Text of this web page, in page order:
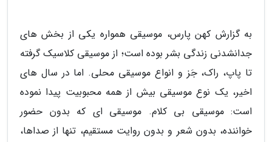
به گزارش کهن پارس، موسیقی همواره یکی از بخش های
جدانشدنی زندگی بشر بوده است؛ از موسیقی کلاسیک گرفته
تا پاپ، راک، جَز و انواع موسیقی محلی. اما در سال های
اخیر، یک نوع موسیقی بیش از همه محبوبیت پیدا نموده
است: موسیقی بی کلام. موسیقی ای که بدون حضور
خواننده، بدون شعر و بدون روایت مستقیم، تنها از صداها،